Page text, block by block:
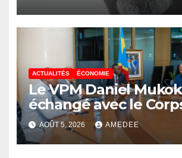
ACTUALITÉS ÉCONOMIE
Le VPM Daniel
échangé avec le
scientifique de
l’UDPS/Tshisekedi sur
grands enjeux de
AOÛT 5, 2026 AMEDEE